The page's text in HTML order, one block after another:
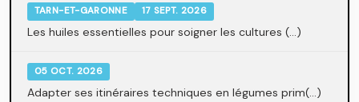
TARN-ET-GARONNE 17 SEPT. 2026
Les huiles essentielles pour soigner les cultures (...)
05 OCT. 2026
Adapter ses itinéraires techniques en légumes prim(...)